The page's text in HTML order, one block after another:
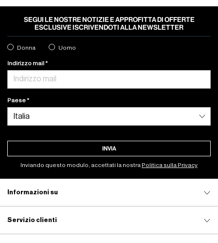
SEGUI LE NOSTRE NOTIZIE E APPROFITTA DI OFFERTE
ESCLUSIVE ISCRIVENDOTI ALLA NEWSLETTER
Donna Uomo
Indirizzo mail
Paese
INVIA
Inviando questo modulo, accettati la nostra Politica sulla Privacy
Informazioni su
Servizio clienti